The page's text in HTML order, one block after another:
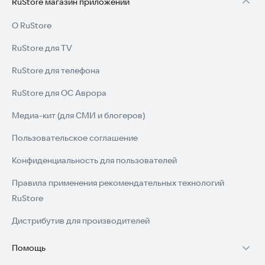
О RuStore
RuStore для TV
RuStore для телефона
RuStore для ОС Аврора
Медиа-кит (для СМИ и блогеров)
Пользовательское соглашение
Конфиденциальность для пользователей
Правила применения рекомендательных технологий
RuStore
Дистрибутив для производителей
Помощь